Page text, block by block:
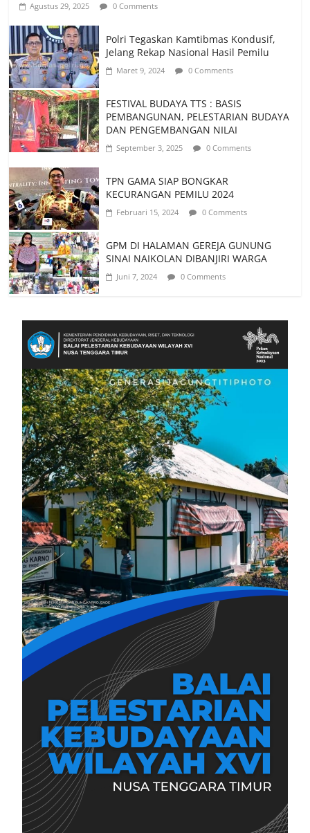
Agustus 29, 2025 0 Comments
Polri Tegaskan Kamtibmas Kondusif,
Jelang Rekap Nasional Hasil Pemilu
Maret 9, 2024 0 Comments
FESTIVAL BUDAYA TTS : BASIS
PEMBANGUNAN, PELESTARIAN BUDAYA
DAN PENGEMBANGAN NILAI
September 3, 2025 0 Comments
TPN GAMA SIAP BONGKAR
KECURANGAN PEMILU 2024
Februari 15, 2024 0 Comments
GPM DI HALAMAN GEREJA GUNUNG
SINAI NAIKOLAN DIBANJIRI WARGA
Juni 7, 2024 0 Comments